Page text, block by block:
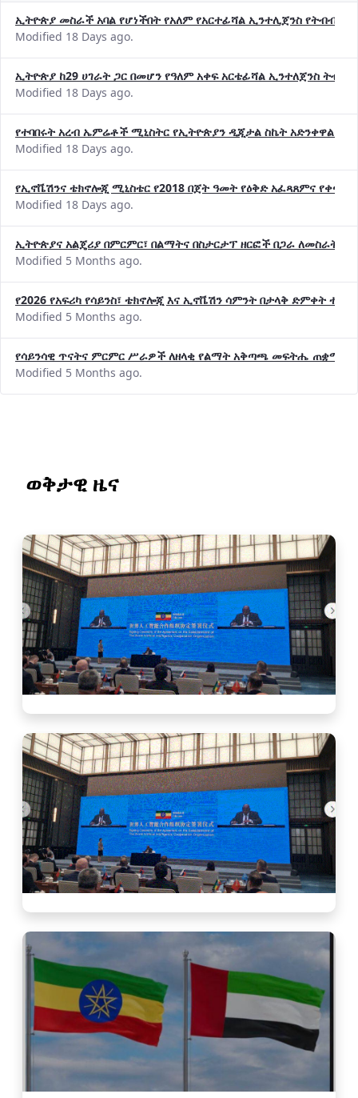
ኢትዮጵያ መስራች አባል የሆነችበት የአለም የአርተፊሻል ኢንተሊጀንስ የትብብር
Modified 18 Days ago.
ኢትዮጵያ ከ29 ሀገራት ጋር በመሆን የዓለም አቀፍ አርቴፊሻል ኢንተለጀንስ
Modified 18 Days ago.
የተባበሩት አረብ ኤምሬቶች ሚኒስትር የኢትዮጵያን ዲጂታል ስኬት አድንቀዋል
Modified 18 Days ago.
የኢኖቬሽንና ቴክኖሎጂ ሚኒስቴር የ2018 በጀት ዓመት የዕቅድ አፈጻጸምና
Modified 18 Days ago.
ኢትዮጵያና አልጄሪያ በምርምር፣ በልማትና በስታርታፕ ዘርፎች በጋራ ለመስራት
Modified 5 Months ago.
የ2026 የአፍሪካ የሳይንስ፣ ቴክኖሎጂ እና ኢኖቬሽን ሳምንት በታላቅ ድምቀት
Modified 5 Months ago.
የሳይንሳዊ ጥናትና ምርምር ሥራዎች ለዘላቂ የልማት አቅጣጫ መፍትሔ ጠቋሚ
Modified 5 Months ago.
ወቅታዊ ዜና